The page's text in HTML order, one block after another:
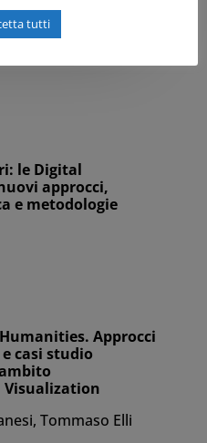
le Digital
approcci,
e metodologie
Approcci
casi studio
Visualization
Tommaso Elli
tutti